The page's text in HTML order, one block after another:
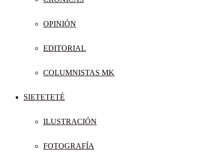
OPINIÓN
EDITORIAL
COLUMNISTAS MK
SIETETETÉ
ILUSTRACIÓN
FOTOGRAFÍA